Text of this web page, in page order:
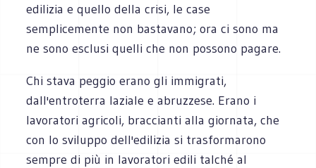
edilizia e quello della crisi, le case
semplicemente non bastavano; ora ci sono ma
ne sono esclusi quelli che non possono pagare.
Chi stava peggio erano gli immigrati,
dall'entroterra laziale e abruzzese. Erano i
lavoratori agricoli, braccianti alla giornata, che
con lo sviluppo dell'edilizia si trasformarono
sempre di più in lavoratori edili talché al